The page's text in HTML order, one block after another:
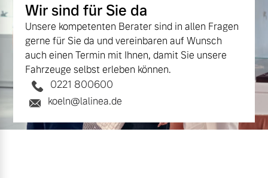
Wir sind für Sie da
Unsere kompetenten Berater sind in allen Fragen
gerne für Sie da und vereinbaren auf Wunsch
auch einen Termin mit Ihnen, damit Sie unsere
Fahrzeuge selbst erleben können.
0221 800600
koeln@lalinea.de